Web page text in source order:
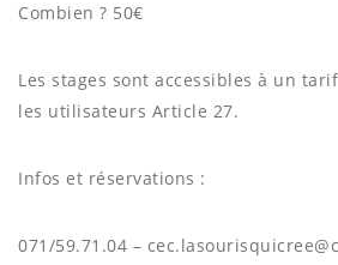
Combien ? 50€
Les stages sont accessibles à un
les utilisateurs Article 27.
Infos et réservations :
071/59.71.04 –